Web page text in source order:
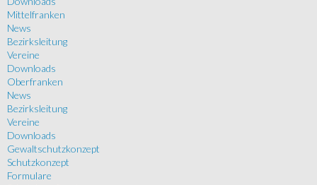
Mittelfranken
News
Bezirksleitung
Vereine
Downloads
Oberfranken
News
Bezirksleitung
Vereine
Downloads
Gewaltschutzkonzept
Schutzkonzept
Formulare